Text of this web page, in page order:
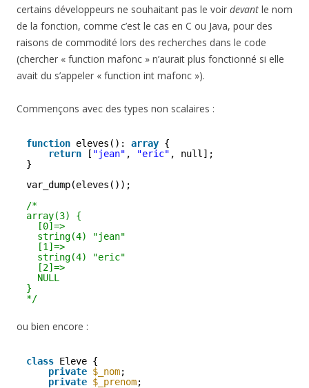
certains développeurs ne souhaitant pas le voir devant le nom
de la fonction, comme c’est le cas en C ou Java, pour des
raisons de commodité lors des recherches dans le code
(chercher « function mafonc » n’aurait plus fonctionné si elle
avait du s’appeler « function int mafonc »).
Commençons avec des types non scalaires :
function eleves(): array {
return
[ "jean" , "eric" , null];
}
var_dump(eleves());
/*
array(3) {
[0]=>
string(4) "jean"
[1]=>
string(4) "eric"
[2]=>
NULL
}
*/
ou bien encore :
class Eleve {
private $_nom;
private $_prenom;